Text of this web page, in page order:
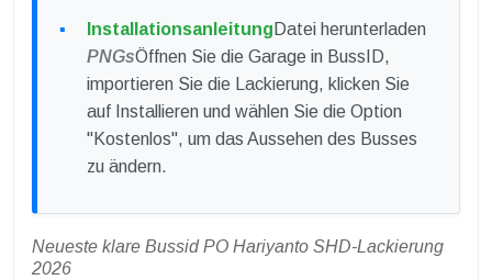
Installationsanleitung Datei herunterladen
PNGsÖffnen Sie die Garage in BussID,
importieren Sie die Lackierung, klicken Sie
auf Installieren und wählen Sie die Option
"Kostenlos", um das Aussehen des Busses
zu ändern.
Neueste klare Bussid PO Hariyanto SHD-Lackierung
2026